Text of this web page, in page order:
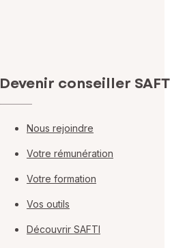
Devenir conseiller
Nous rejoindre
Votre rémunération
Votre formation
Vos outils
Découvrir SAFTI